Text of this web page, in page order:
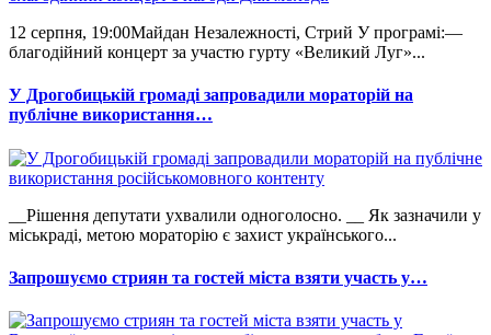
12 серпня, 19:00Майдан Незалежності, Стрий У програмі:—
благодійний концерт за участю гурту «Великий Луг»...
У Дрогобицькій громаді запровадили мораторій на
публічне використання…
__Рішення депутати ухвалили одноголосно. __ Як зазначили у
міськраді, метою мораторію є захист українського...
Запрошуємо стриян та гостей міста взяти участь у…